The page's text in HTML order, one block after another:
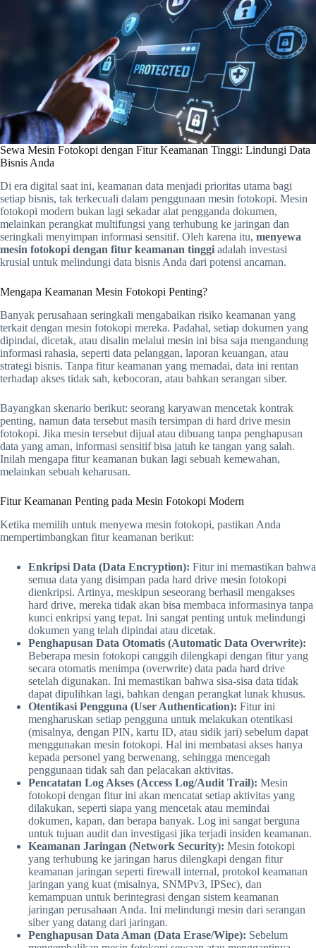
Sewa Mesin Fotokopi dengan Fitur Keamanan Tinggi: Lindungi Data
Bisnis Anda
Di era digital saat ini, keamanan data menjadi prioritas utama bagi
setiap bisnis, tak terkecuali dalam penggunaan mesin fotokopi. Mesin
fotokopi modern bukan lagi sekadar alat pengganda dokumen,
melainkan perangkat multifungsi yang terhubung ke jaringan dan
seringkali menyimpan informasi sensitif. Oleh karena itu, menyewa
mesin fotokopi dengan fitur keamanan tinggi adalah investasi
krusial untuk melindungi data bisnis Anda dari potensi ancaman.
Mengapa Keamanan Mesin Fotokopi Penting?
Banyak perusahaan seringkali mengabaikan risiko keamanan yang
terkait dengan mesin fotokopi mereka. Padahal, setiap dokumen yang
dipindai, dicetak, atau disalin melalui mesin ini bisa saja mengandung
informasi rahasia, seperti data pelanggan, laporan keuangan, atau
strategi bisnis. Tanpa fitur keamanan yang memadai, data ini rentan
terhadap akses tidak sah, kebocoran, atau bahkan serangan siber.
Bayangkan skenario berikut: seorang karyawan mencetak kontrak
penting, namun data tersebut masih tersimpan di hard drive mesin
fotokopi. Jika mesin tersebut dijual atau dibuang tanpa penghapusan
data yang aman, informasi sensitif bisa jatuh ke tangan yang salah.
Inilah mengapa fitur keamanan bukan lagi sebuah kemewahan,
melainkan sebuah keharusan.
Fitur Keamanan Penting pada Mesin Fotokopi Modern
Ketika memilih untuk menyewa mesin fotokopi, pastikan Anda
mempertimbangkan fitur keamanan berikut:
Enkripsi Data (Data Encryption): Fitur ini memastikan bahwa
semua data yang disimpan pada hard drive mesin fotokopi
dienkripsi. Artinya, meskipun seseorang berhasil mengakses
hard drive, mereka tidak akan bisa membaca informasinya tanpa
kunci enkripsi yang tepat. Ini sangat penting untuk melindungi
dokumen yang telah dipindai atau dicetak.
Penghapusan Data Otomatis (Automatic Data Overwrite):
Beberapa mesin fotokopi canggih dilengkapi dengan fitur yang
secara otomatis menimpa (overwrite) data pada hard drive
setelah digunakan. Ini memastikan bahwa sisa-sisa data tidak
dapat dipulihkan lagi, bahkan dengan perangkat lunak khusus.
Otentikasi Pengguna (User Authentication): Fitur ini
mengharuskan setiap pengguna untuk melakukan otentikasi
(misalnya, dengan PIN, kartu ID, atau sidik jari) sebelum dapat
menggunakan mesin fotokopi. Hal ini membatasi akses hanya
kepada personel yang berwenang, sehingga mencegah
penggunaan tidak sah dan pelacakan aktivitas.
Pencatatan Log Akses (Access Log/Audit Trail): Mesin
fotokopi dengan fitur ini akan mencatat setiap aktivitas yang
dilakukan, seperti siapa yang mencetak atau memindai
dokumen, kapan, dan berapa banyak. Log ini sangat berguna
untuk tujuan audit dan investigasi jika terjadi insiden keamanan.
Keamanan Jaringan (Network Security): Mesin fotokopi
yang terhubung ke jaringan harus dilengkapi dengan fitur
keamanan jaringan seperti firewall internal, protokol keamanan
jaringan yang kuat (misalnya, SNMPv3, IPSec), dan
kemampuan untuk berintegrasi dengan sistem keamanan
jaringan perusahaan Anda. Ini melindungi mesin dari serangan
siber yang datang dari jaringan.
Penghapusan Data Aman (Data Erase/Wipe): Sebelum